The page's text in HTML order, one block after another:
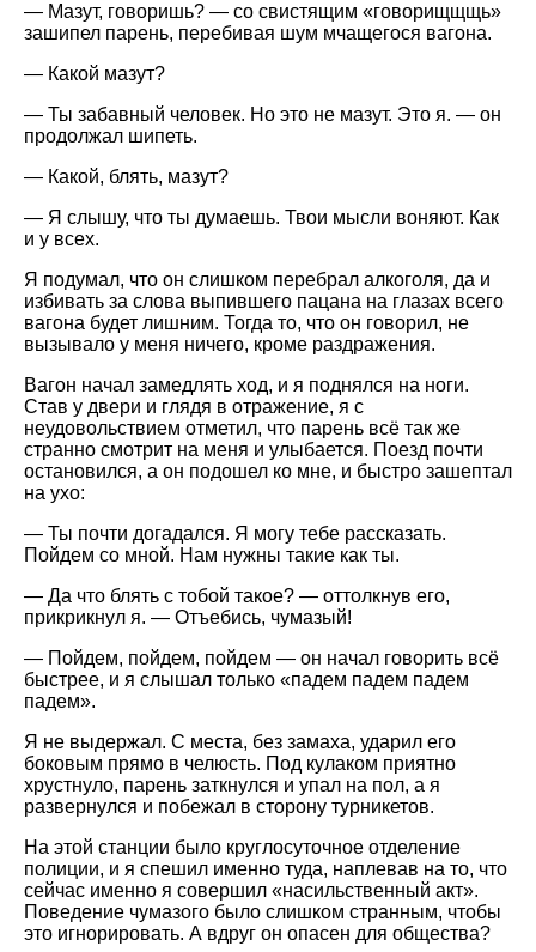
— Мазут, говоришь? — со свистящим «говорищщщь»
зашипел парень, перебивая шум мчащегося вагона.
— Какой мазут?
— Ты забавный человек. Но это не мазут. Это я. — он
продолжал шипеть.
— Какой, блять, мазут?
— Я слышу, что ты думаешь. Твои мысли воняют. Как
и у всех.
Я подумал, что он слишком перебрал алкоголя, да и
избивать за слова выпившего пацана на глазах всего
вагона будет лишним. Тогда то, что он говорил, не
вызывало у меня ничего, кроме раздражения.
Вагон начал замедлять ход, и я поднялся на ноги.
Став у двери и глядя в отражение, я с
неудовольствием отметил, что парень всё так же
странно смотрит на меня и улыбается. Поезд почти
остановился, а он подошел ко мне, и быстро зашептал
на ухо:
— Ты почти догадался. Я могу тебе рассказать.
Пойдем со мной. Нам нужны такие как ты.
— Да что блять с тобой такое? — оттолкнув его,
прикрикнул я. — Отъебись, чумазый!
— Пойдем, пойдем, пойдем — он начал говорить всё
быстрее, и я слышал только «падем падем падем
падем».
Я не выдержал. С места, без замаха, ударил его
боковым прямо в челюсть. Под кулаком приятно
хрустнуло, парень заткнулся и упал на пол, а я
развернулся и побежал в сторону турникетов.
На этой станции было круглосуточное отделение
полиции, и я спешил именно туда, наплевав на то, что
сейчас именно я совершил «насильственный акт».
Поведение чумазого было слишком странным, чтобы
это игнорировать. А вдруг он опасен для общества?